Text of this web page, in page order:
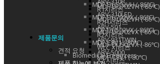
MDF-DU702VH (-86℃)
MDF-DU502VH (-86℃)
MDF-DU702VX (-86℃)
MDF-DU502VX (-86℃)
MDF-C8V1 (-80℃)
ARV-310LED
ARV-501
ARV-931TWIN
ARV-5000
R1시리즈
R2H시리즈
R2시리즈
WLC 시리즈
X2 시리즈
제품문의
견적 요청
MDF-DU502VH (-86℃)
MDF-DU702VX (-86℃)
MDF-DU502VX (-86℃)
MDF-C8V1 (-80℃)
Biomedical Freeezers